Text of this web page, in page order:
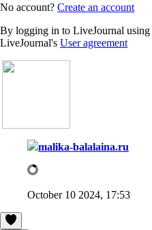
No account? Create an account
By logging in to LiveJournal
LiveJournal's User agreement
malika-balalaina.ru
October 10 2024, 17:53